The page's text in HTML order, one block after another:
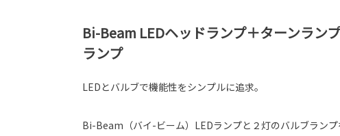
Bi-Beam LEDヘッドランプ＋ターンラン
ランプ
LEDとバルブで機能性をシンプルに追求。
Bi-Beam（バイ-ビーム）LEDランプと２灯のバルブラン